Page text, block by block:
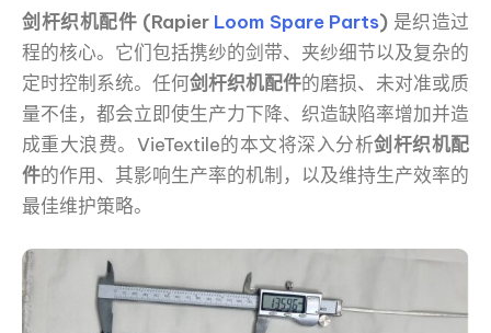
剑杆织机配件 (Rapier Loom Spare Parts) 是织造过
程的核心。它们包括携纱的剑带、夹纱细节以及复杂的
定时控制系统。任何剑杆织机配件的磨损、未对准或质
量不佳，都会立即使生产力下降、织造缺陷率增加并造
成重大浪费。VieTextile的本文将深入分析剑杆织机配
件的作用、其影响生产率的机制，以及维持生产效率的
最佳维护策略。